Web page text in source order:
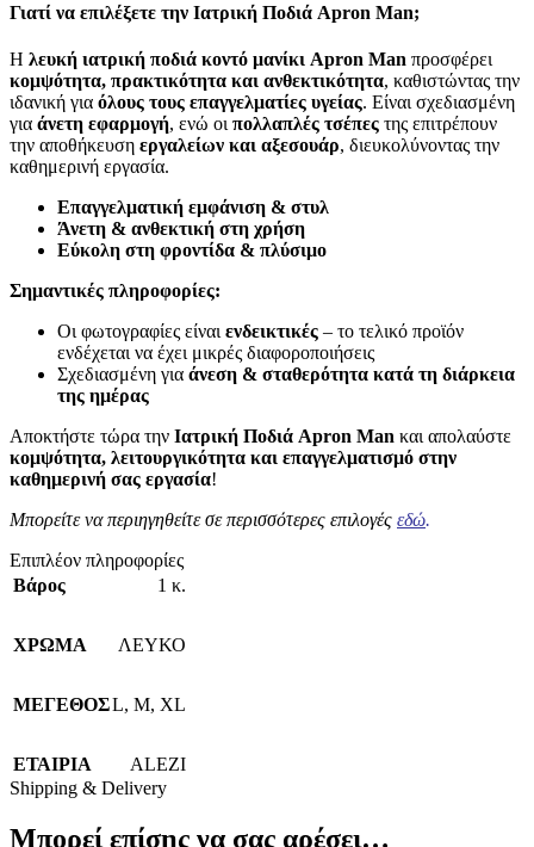
Γιατί να επιλέξετε την Ιατρική Ποδιά Apron Man;
Η λευκή ιατρική ποδιά κοντό μανίκι Apron Man προσφέρει
κομψότητα, πρακτικότητα και ανθεκτικότητα, καθιστώντας την
ιδανική για όλους τους επαγγελματίες υγείας. Είναι σχεδιασμένη
για άνετη εφαρμογή, ενώ οι πολλαπλές τσέπες της επιτρέπουν
την αποθήκευση εργαλείων και αξεσουάρ, διευκολύνοντας την
καθημερινή εργασία.
Επαγγελματική εμφάνιση & στυλ
Άνετη & ανθεκτική στη χρήση
Εύκολη στη φροντίδα & πλύσιμο
Σημαντικές πληροφορίες:
Οι φωτογραφίες είναι ενδεικτικές – το τελικό προϊόν
ενδέχεται να έχει μικρές διαφοροποιήσεις
Σχεδιασμένη για άνεση & σταθερότητα κατά τη διάρκεια
της ημέρας
Αποκτήστε τώρα την Ιατρική Ποδιά Apron Man και απολαύστε
κομψότητα, λειτουργικότητα και επαγγελματισμό στην
καθημερινή σας εργασία!
Μπορείτε να περιηγηθείτε σε περισσότερες επιλογές εδώ.
Επιπλέον πληροφορίες
Βάρος
1 κ.
ΧΡΩΜΑ ΛΕΥΚΟ
ΜΕΓΕΘΟΣL, M, XL
ΕΤΑΙΡΙΑ
ALEZI
Shipping & Delivery
Μπορεί επίσης να σας αρέσει…